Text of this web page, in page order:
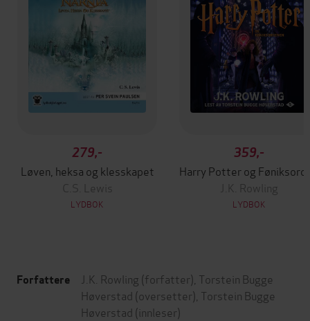
279,-
Løven, heksa og klesskapet
C.S. Lewis
LYDBOK
359,-
J.K. Rowling
LYDBOK
Forfattere J.K. Rowling (forfatter), Torstein Bugge
Høverstad (oversetter), Torstein Bugge
Høverstad (innleser)